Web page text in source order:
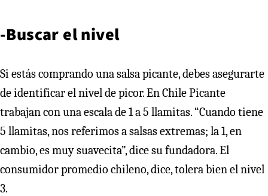
-Buscar el nivel
Si estás comprando una salsa picante, debes asegurarte
de identificar el nivel de picor. En Chile Picante
trabajan con una escala de 1 a 5 llamitas. “Cuando tiene
5 llamitas, nos referimos a salsas extremas; la 1, en
cambio, es muy suavecita”, dice su fundadora. El
consumidor promedio chileno, dice, tolera bien el nivel
3.